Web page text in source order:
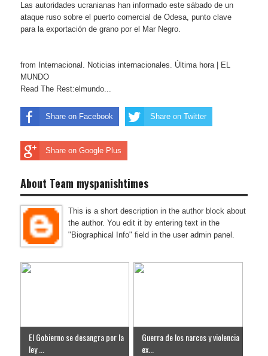
Las autoridades ucranianas han informado este sábado de un
ataque ruso sobre el puerto comercial de Odesa, punto clave
para la exportación de grano por el Mar Negro.
from Internacional. Noticias internacionales. Última hora | EL
MUNDO
Read The Rest:elmundo...
Share on Facebook Share on Twitter
Share on Google Plus
About Team myspanishtimes
This is a short description in the author block about
the author. You edit it by entering text in the
"Biographical Info" field in the user admin panel.
El Gobierno se desangra por la
ley ...
Guerra de los narcos y violencia
ex...